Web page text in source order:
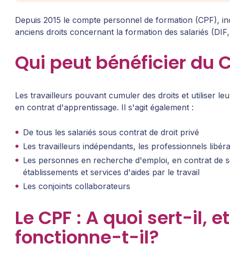
Depuis 2015 le compte personnel de formation (CPF),
anciens droits concernant la formation des salariés (DIF,
Qui peut bénéficier du
Les travailleurs pouvant cumuler des droits et utiliser
en contrat d'apprentissage. Il s'agit également :
De tous les salariés sous contrat de droit privé
Les travailleurs indépendants, les professionnels
Les personnes en recherche d'emploi, en contrat de
établissements et services d'aides par le travail
Les conjoints collaborateurs
Le CPF : A quoi sert-il,
fonctionne-t-il?